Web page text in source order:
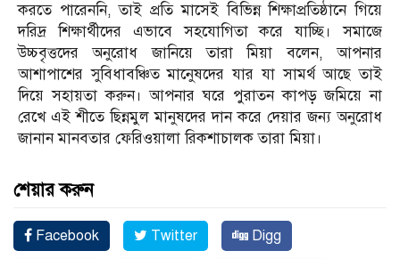
করতে পারেননি, তাই প্রতি মাসেই বিভিন্ন শিক্ষাপ্রতিষ্ঠানে গিয়ে
দরিদ্র শিক্ষার্থীদের এভাবে সহযোগিতা করে যাচ্ছি। সমাজে
উচ্চবৃত্তদের অনুরোধ জানিয়ে তারা মিয়া বলেন, আপনার
আশাপাশের সুবিধাবঞ্চিত মানেুষদের যার যা সামর্থ আছে তাই
দিয়ে সহায়তা করুন। আপনার ঘরে পুরাতন কাপড় জমিয়ে না
রেখে এই শীতে ছিন্নমুল মানুষদের দান করে দেয়ার জন্য অনুরোধ
জানান মানবতার ফেরিওয়ালা রিকশাচালক তারা মিয়া।
শেয়ার করুন
Facebook Twitter Digg